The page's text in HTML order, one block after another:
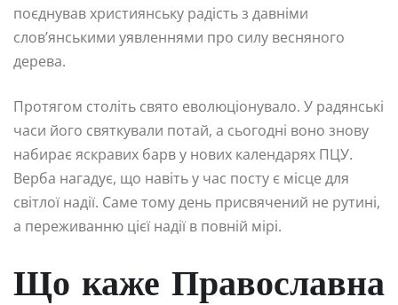
поєднував християнську радість з давніми
слов’янськими уявленнями про силу весняного
дерева.
Протягом століть свято еволюціонувало. У радянські
часи його святкували потай, а сьогодні воно знову
набирає яскравих барв у нових календарях ПЦУ.
Верба нагадує, що навіть у час посту є місце для
світлої надії. Саме тому день присвячений не рутині,
а переживанню цієї надії в повній мірі.
Що каже Православна